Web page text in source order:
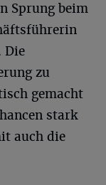
Sprung beim
Die
zu
gemacht
stark
auch die